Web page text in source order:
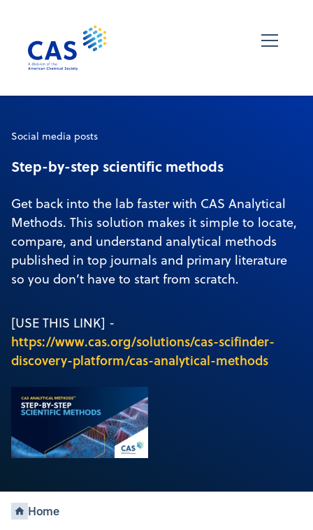
Social media posts
Step-by-step scientific methods
Get back into the lab faster with CAS Analytical
Methods. This solution makes it simple to locate,
compare, and understand analytical methods
published in top journals and primary literature
so you don’t have to start from scratch.
[USE THIS LINK] -
https://www.cas.org/solutions/cas-scifinder-
discovery-platform/cas-analytical-methods
Home